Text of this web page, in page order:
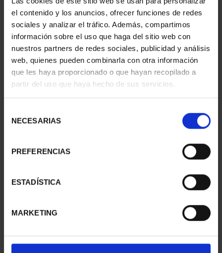
el contenido y los anuncios, ofrecer funciones de redes
sociales y analizar el tráfico. Además, compartimos
información sobre el uso que haga del sitio web con
nuestros partners de redes sociales, publicidad y análisis
web, quienes pueden combinarla con otra información
que les haya proporcionado o que hayan recopilado a
partir del uso que haya hecho de sus servicios.
NECESARIAS
PREFERENCIAS
ESTADÍSTICA
MARKETING
CAPITALES ESPAÑOLAS
- OURENSE
73,00 €
CAPITALES ESPAÑOLAS
- PONTEVEDRA
73,00 €
CIUDADES PATRIMONIO
SUSCRIPCIÓN